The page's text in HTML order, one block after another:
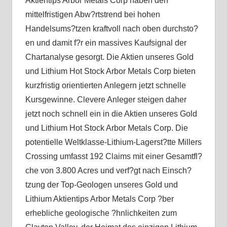
mittelfristigen Abw?rtstrend bei hohen
Handelsums?tzen kraftvoll nach oben durchsto?
en und damit f?r ein massives Kaufsignal der
Chartanalyse gesorgt. Die Aktien unseres Gold
und Lithium Hot Stock Arbor Metals Corp bieten
kurzfristig orientierten Anlegern jetzt schnelle
Kursgewinne. Clevere Anleger steigen daher
jetzt noch schnell ein in die Aktien unseres Gold
und Lithium Hot Stock Arbor Metals Corp. Die
potentielle Weltklasse-Lithium-Lagerst?tte Millers
Crossing umfasst 192 Claims mit einer Gesamtfl?
che von 3.800 Acres und verf?gt nach Einsch?
tzung der Top-Geologen unseres Gold und
Lithium Aktientips Arbor Metals Corp ?ber
erhebliche geologische ?hnlichkeiten zum